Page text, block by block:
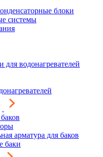
блоки
системы
для водонагревателей
арматура для баков
баки